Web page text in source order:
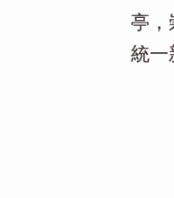
亭，
統一